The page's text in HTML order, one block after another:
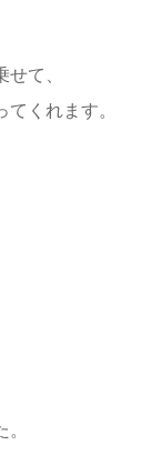
て、
くれます。